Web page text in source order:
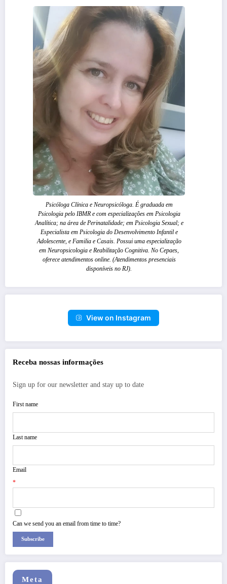
Psicóloga Clínica e Neuropsicóloga. É graduada em
Psicologia pelo IBMR e com especializações em Psicologia
Analítica; na área de Perinatalidade; em Psicologia Sexual; e
Especialista em Psicologia do Desenvolvimento Infantil e
Adolescente, e Familia e Casais. Possui uma especialização
em Neuropsicologia e Reabilitação Cognitiva. No Cepaes,
oferece atendimentos online. (Atendimentos presenciais
disponíveis no RJ).
View on Instagram
Receba nossas informações
Sign up for our newsletter and stay up to date
First name
Last name
Email
*
Can we send you an email from time to time?
Subscribe
Meta